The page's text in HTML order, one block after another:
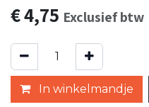
€4,75 Exclusief btw
In winkelmandje